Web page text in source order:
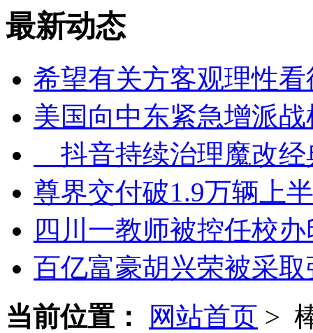
最新动态
希望有关方客观理性
美国向中东紧急增派战
抖音持续治理魔改经
尊界交付破1.9万辆上
四川一教师被控任校
百亿富豪胡兴荣被采
当前位置：
网站首页 >